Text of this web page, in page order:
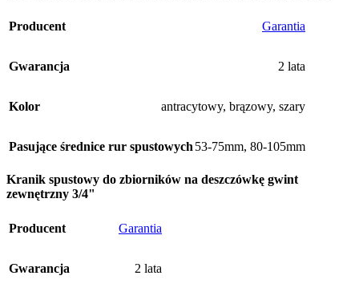
Producent Garantia
Gwarancja 2 lata
Kolor antracytowy, brązowy, szary
Pasujące średnice rur spustowych 53-75mm, 80-105mm
Kranik spustowy do zbiorników na deszczówkę gwint
zewnętrzny 3/4"
Producent Garantia
Gwarancja 2 lata